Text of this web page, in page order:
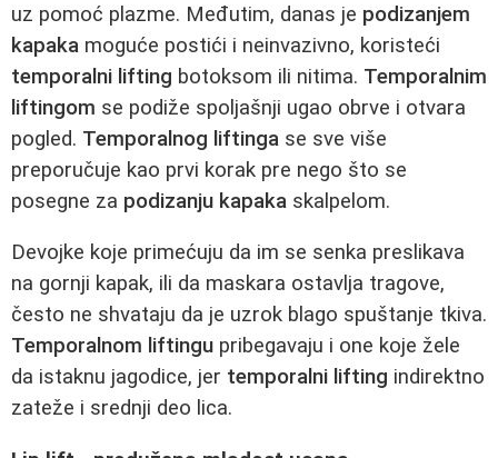
uz pomoć plazme. Međutim, danas je podizanjem
kapaka moguće postići i neinvazivno, koristeći
temporalni lifting botoksom ili nitima. Temporalnim
liftingom se podiže spoljašnji ugao obrve i otvara
pogled. Temporalnog liftinga se sve više
preporučuje kao prvi korak pre nego što se
posegne za podizanju kapaka skalpelom.
Devojke koje primećuju da im se senka preslikava
na gornji kapak, ili da maskara ostavlja tragove,
često ne shvataju da je uzrok blago spuštanje tkiva.
Temporalnom liftingu pribegavaju i one koje žele
da istaknu jagodice, jer temporalni lifting indirektno
zateže i srednji deo lica.